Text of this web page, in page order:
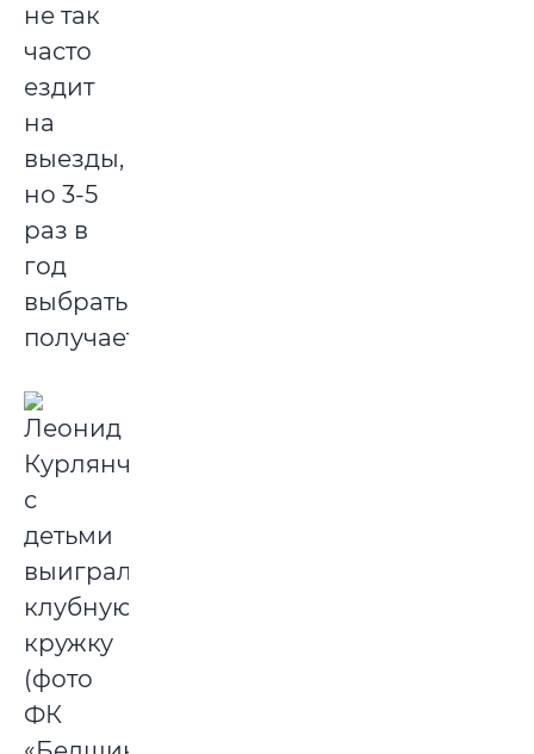
не так
часто
ездит
на
выезды,
но 3-5
раз в
год
выбраться
получается.